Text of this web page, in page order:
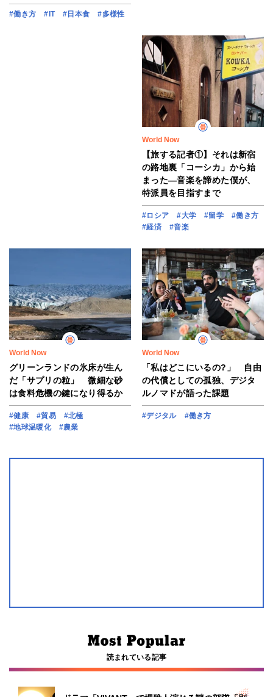
#働き方 #IT #日本食 #多様性
World Now
【旅する記者①】それは新宿
の路地裏「コーシカ」から始
まった―音楽を諦めた僕が、
特派員を目指すまで
#ロシア #大学 #留学
#働き方
#経済
#音楽
World Now
グリーンランドの氷床が生ん
だ「サプリの粒」 微細な砂
は食料危機の鍵になり得るか
#健康 #貿易
#北極
#地球温暖化
#農業
World Now
「私はどこにいるの?」 自由
の代償としての孤独、デジタ
ルノマドが語った課題
#デジタル #働き方
読まれている記事